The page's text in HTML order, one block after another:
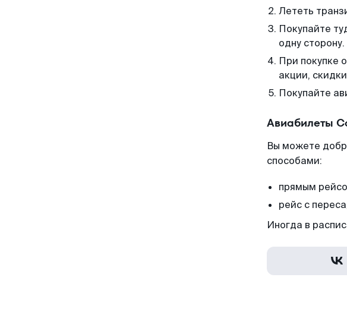
Лететь
Покупайте
одну сторону.
При покупке
акции,
Покупайте
Авиабилеты
Вы можете
способами:
прямым
рейс с
Иногда в